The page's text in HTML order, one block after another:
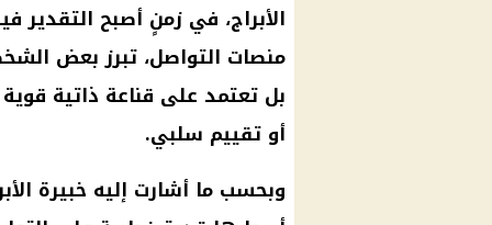
الأبراج، في زمنٍ أصبح التقدير
منصات التواصل، تبرز بعض
بل تعتمد على قناعة ذاتية
أو تقييم سلبي.